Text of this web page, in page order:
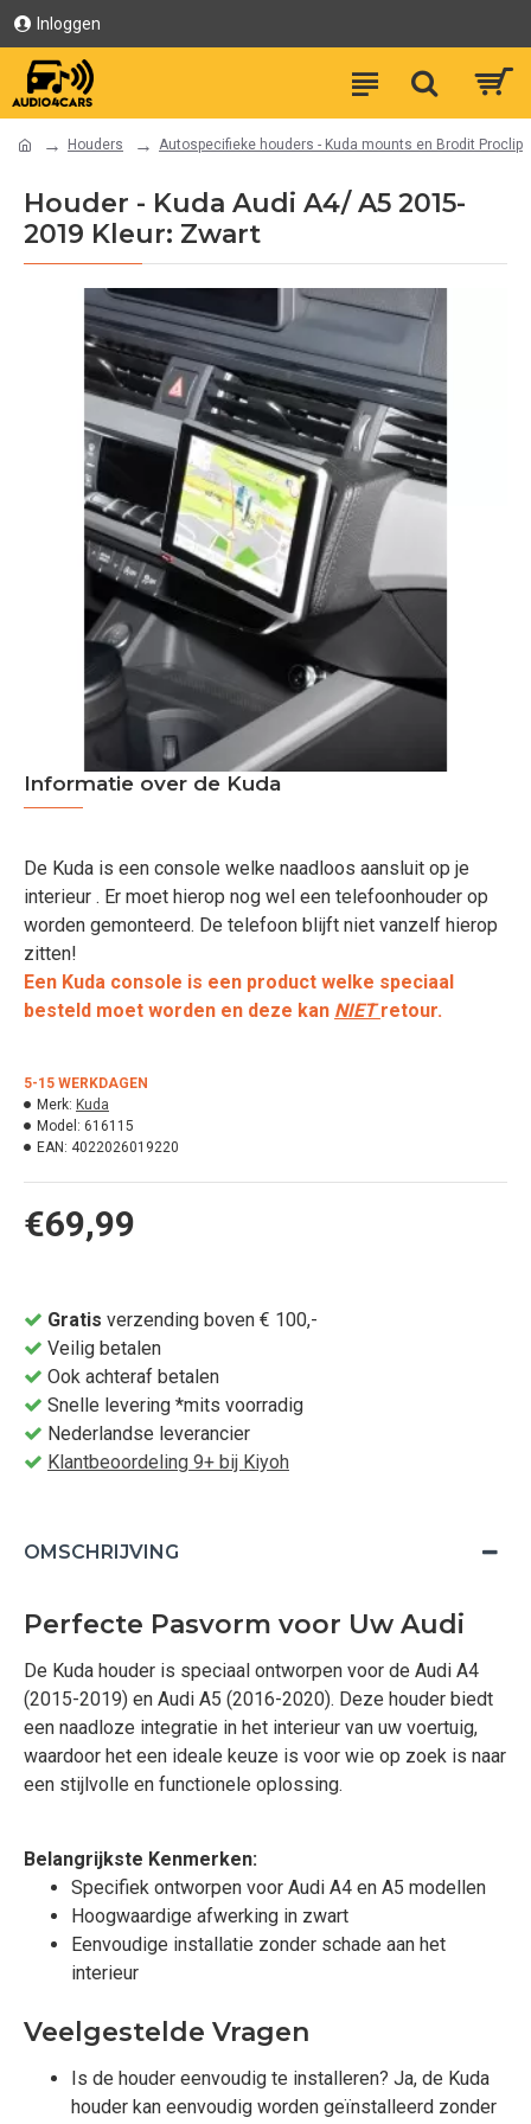
Inloggen
Houders Autospecifieke houders - Kuda mounts en Brodit Proclip
Houder - Kuda Audi A4/ A5 2015-
2019 Kleur: Zwart
Informatie over de Kuda
De Kuda is een console welke naadloos aansluit op je
interieur . Er moet hierop nog wel een telefoonhouder op
worden gemonteerd. De telefoon blijft niet vanzelf hierop
zitten!
Een Kuda console is een product welke speciaal
besteld moet worden en deze kan NIETretour.
€69,99
5-15 WERKDAGEN
Merk: Kuda
Model: 616115
EAN: 4022026019220
Gratis verzending boven € 100,-
Veilig betalen
Ook achteraf betalen
Snelle levering *mits voorradig
Nederlandse leverancier
Klantbeoordeling 9+ bij Kiyoh
OMSCHRIJVING
Perfecte Pasvorm voor Uw Audi
De Kuda houder is speciaal ontworpen voor de Audi A4
(2015-2019) en Audi A5 (2016-2020). Deze houder biedt
een naadloze integratie in het interieur van uw voertuig,
waardoor het een ideale keuze is voor wie op zoek is naar
een stijlvolle en functionele oplossing.
Belangrijkste Kenmerken:
Specifiek ontworpen voor Audi A4 en A5 modellen
Hoogwaardige afwerking in zwart
Eenvoudige installatie zonder schade aan het
interieur
Veelgestelde Vragen
Is de houder eenvoudig te installeren? Ja, de Kuda
houder kan eenvoudig worden geïnstalleerd zonder